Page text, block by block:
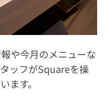
や今月のメニューな
ッフがSquareを操
ます。